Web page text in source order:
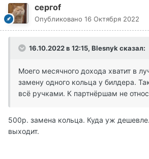
сергоf
Опубликовано 16 Октября 2022
16.10.2022 в 12:15, Blesnyk сказал:
Моего месячного дохода хватит в
замену одного кольца у билдера.
всё ручками. К партнёршам не
500р. замена кольца. Куда уж
выходит.